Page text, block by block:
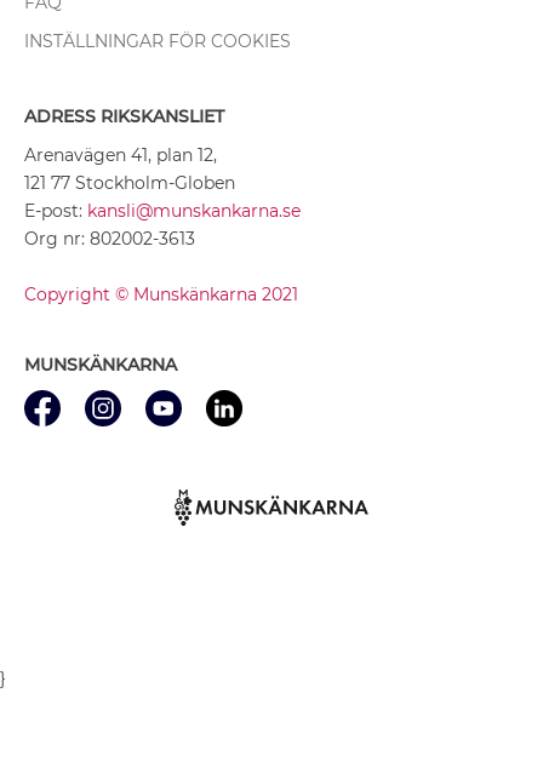
INSTÄLLNINGAR FÖR COOKIES
ADRESS RIKSKANSLIET
Arenavägen 41, plan 12,
121 77 Stockholm-Globen
E-post: kansli@munskankarna.se
Org nr: 802002-3613
Copyright © Munskänkarna 2021
MUNSKÄNKARNA
}